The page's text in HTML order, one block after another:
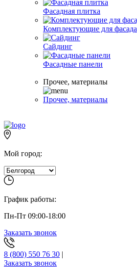
Фасадная плитка
Комплектующие для фасада
Сайдинг
Фасадные панели
Прочее, материалы
Прочее, материалы
Мой город:
График работы:
Пн-Пт 09:00-18:00
Заказать звонок
8 (800) 550 76 30 |
Заказать звонок